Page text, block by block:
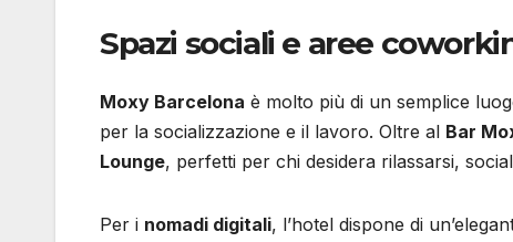
Spazi sociali e aree
Moxy Barcelona è molto più di un semplice
per la socializzazione e il lavoro. Oltre al Bar
Lounge, perfetti per chi desidera rilassarsi,
Per i nomadi digitali, l’hotel dispone di